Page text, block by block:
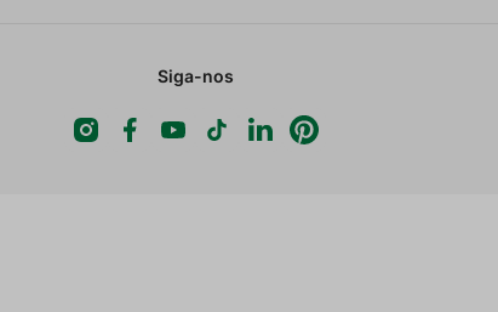
Siga-nos